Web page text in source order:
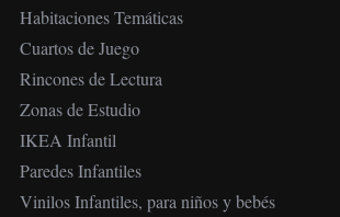
Habitaciones Temáticas
Cuartos de Juego
Rincones de Lectura
Zonas de Estudio
IKEA Infantil
Paredes Infantiles
Vinilos Infantiles, para niños y bebés